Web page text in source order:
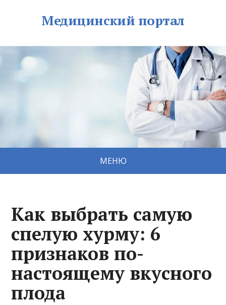
Медицинский портал
МЕНЮ
Как выбрать самую
спелую хурму: 6
признаков по-
настоящему вкусного
плода